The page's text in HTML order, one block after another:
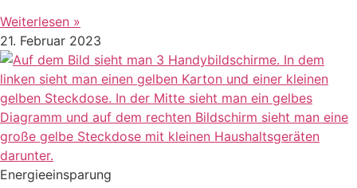
Weiterlesen »
21. Februar 2023
Energieeinsparung